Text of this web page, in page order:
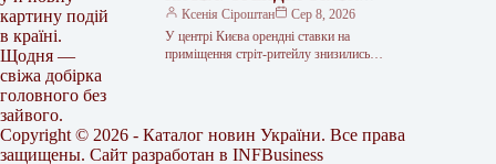
картину подій
в країні.
Щодня —
свіжа добірка
головного без
зайвого.
ТА ЦІНИ ПРОПОЗИЦІЇ
ВПАЛИ ВДВІЧІ З 2021 РОКУ
Ксенія Сіроштан
Сер 8, 2026
У центрі Києва орендні ставки на
приміщення стріт-ритейлу знизились
Copyright © 2026 - Каталог новин України. Все права
защищены. Сайт разработан в INFBusiness